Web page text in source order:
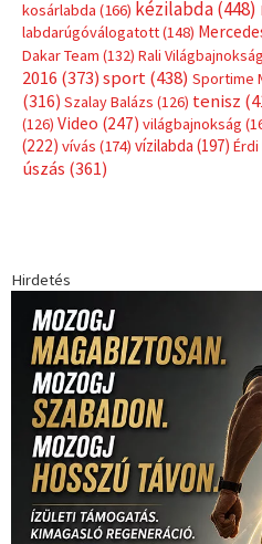
kosárlabda (166) kézilabda(448)
labdarúgóválogatott(148)
Dakar Team (132) Rali Világbajnokság
2016 (373) sport(438) Sportime
(316) Szalay Balázs (126) tenisz
(126) Video (247) világbajnokság
(222) vívás (174) vízilabda (197) Érdi
úszás (361)
Hirdetés